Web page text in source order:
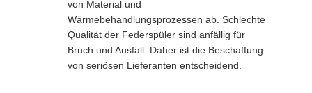
von Material und
Wärmebehandlungsprozessen ab. Schlechte
Qualität der Federspüler sind anfällig für
Bruch und Ausfall. Daher ist die Beschaffung
von seriösen Lieferanten entscheidend.